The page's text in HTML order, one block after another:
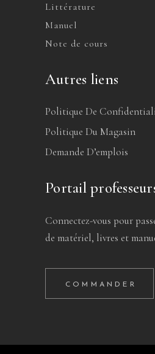
Littérature
Manuel
Note de cours
Autres liens
Politique De
Politique Du Magasin
Demande D’emplois
Portail
Connectez-vous pour
de matériel, livres et
COMMANDER